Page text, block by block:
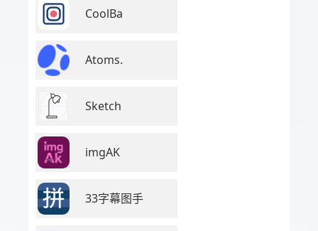
CoolBa
Atoms.
Sketch
imgAK
33字幕图手